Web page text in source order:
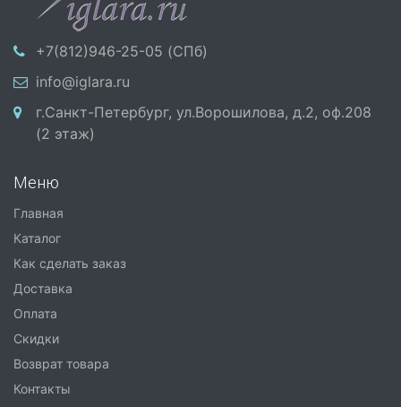
+7(812)946-25-05 (СПб)
info@iglara.ru
г.Санкт-Петербург, ул.Ворошилова, д.2, оф.208
(2 этаж)
Меню
Главная
Каталог
Как сделать заказ
Доставка
Оплата
Скидки
Возврат товара
Контакты